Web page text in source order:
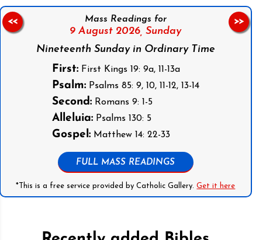
Mass Readings for
9 August 2026, Sunday
Nineteenth Sunday in Ordinary Time
First:First Kings 19: 9a, 11-13a
Psalm:Psalms 85: 9, 10, 11-12, 13-14
Second:Romans 9: 1-5
Alleluia:Psalms 130: 5
Gospel:Matthew 14: 22-33
FULL MASS READINGS
*This is a free service provided by Catholic Gallery.Get it here
<< >>